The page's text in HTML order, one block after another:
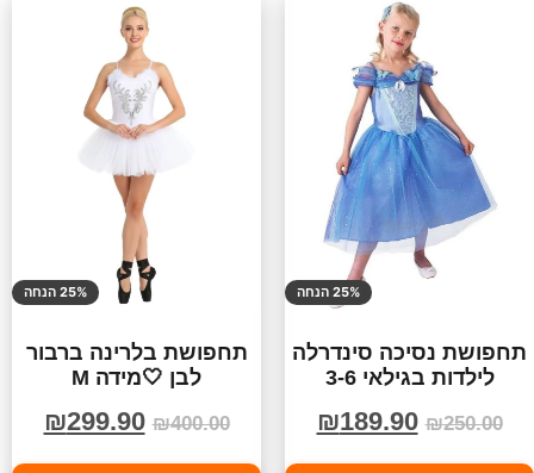
25% הנחה
תחפושת נסיכה סינדרלה
לילדות בגילאי 3-6
₪250.00
₪189.90
25% הנחה
תחפושת בלרינה ברבור
לבן 🤍מידה M
₪400.00
₪299.90